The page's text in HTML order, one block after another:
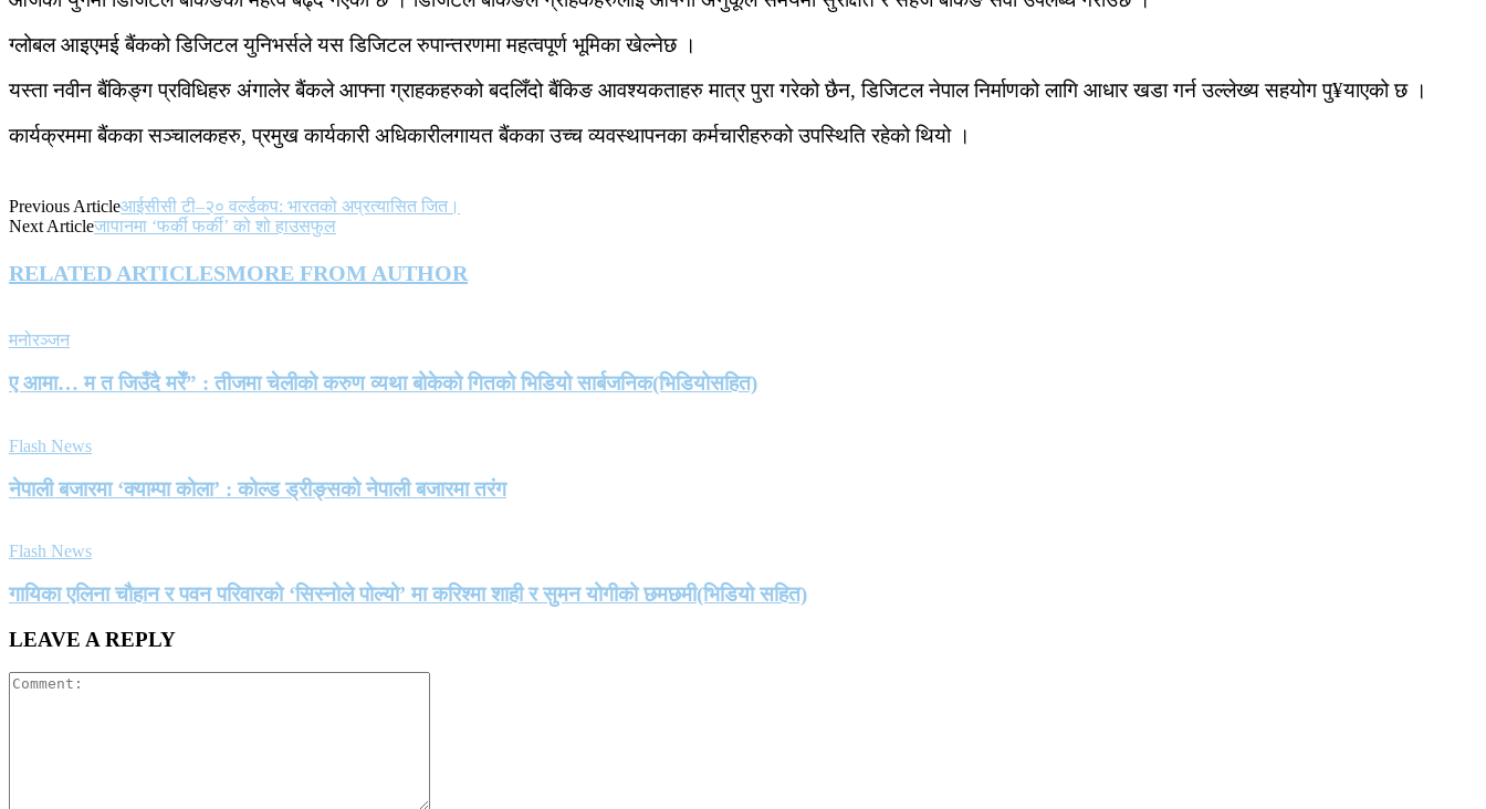
ग्लोबल आइएमई बैंकको डिजिटल युनिभर्सले यस डिजिटल रुपान्तरणमा महत्वपूर्ण भूमिका खेल्नेछ ।
यस्ता नवीन बैंकिङ्ग प्रविधिहरु अंगालेर बैंकले आफ्ना ग्राहकहरुको बदलिँदो बैंकिङ आवश्यकताहरु मात्र पुरा गरेको छैन, डिजिटल नेपाल निर्माणको लागि आधार खडा गर्न उल्लेख्य सहयोग पु¥याएको छ ।
कार्यक्रममा बैंकका सञ्चालकहरु, प्रमुख कार्यकारी अधिकारीलगायत बैंकका उच्च व्यवस्थापनका कर्मचारीहरुको उपस्थिति रहेको थियो ।
Previous Articleआईसीसी टी–२० वर्ल्डकप: भारतको अप्रत्यासित जित।
Next Articleजापानमा ‘फर्की फर्की’ को शो हाउसफुल
RELATED ARTICLESMORE FROM AUTHOR
मनोरञ्जन
ए आमा… म त जिउँदै मरेँ” : तीजमा चेलीको करुण व्यथा बोकेको गितको भिडियो सार्बजनिक(भिडियोसहित)
Flash News
नेपाली बजारमा ‘क्याम्पा कोला’ : कोल्ड ड्रीङ्सको नेपाली बजारमा तरंग
Flash News
गायिका एलिना चौहान र पवन परिवारको ‘सिस्नोले पोल्यो’ मा करिश्मा शाही र सुमन योगीको छमछमी(भिडियो सहित)
LEAVE A REPLY